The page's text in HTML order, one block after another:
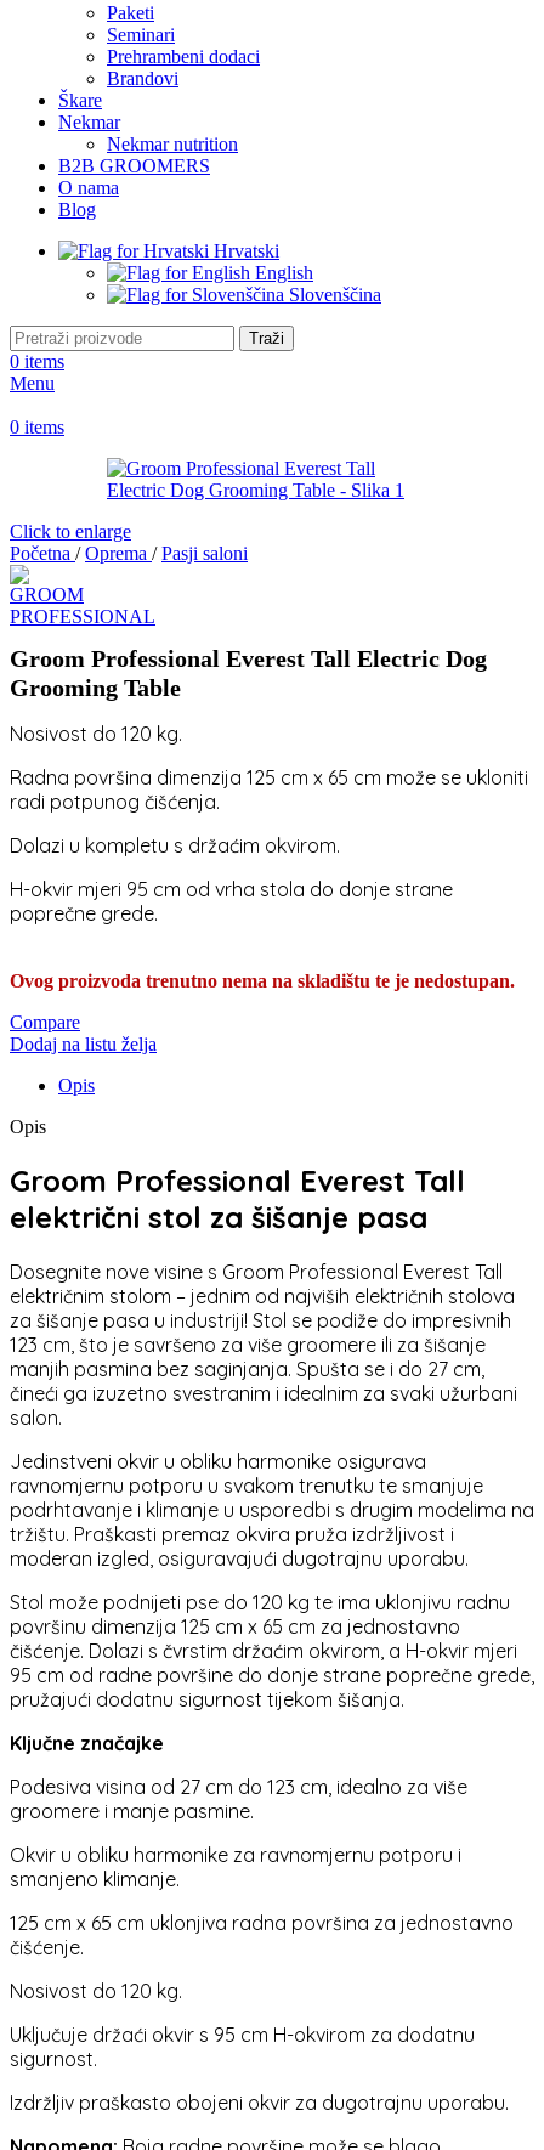
Paketi
Seminari
Prehrambeni dodaci
Brandovi
Škare
Nekmar
Nekmar nutrition
B2B GROOMERS
O nama
Blog
Hrvatski
English
Slovenščina
Traži
0 items
Menu
0 items
Click to enlarge
Početna / Oprema / Pasji saloni
Groom Professional Everest Tall Electric Dog
Grooming Table
Nosivost do 120 kg.
Radna površina dimenzija 125 cm x 65 cm može se ukloniti
radi potpunog čišćenja.
Dolazi u kompletu s držaćim okvirom.
H-okvir mjeri 95 cm od vrha stola do donje strane
poprečne grede.
Ovog proizvoda trenutno nema na skladištu te je nedostupan.
Compare
Dodaj na listu želja
Opis
Opis
Groom Professional Everest Tall
električni stol za šišanje pasa
Dosegnite nove visine s Groom Professional Everest Tall
električnim stolom – jednim od najviših električnih stolova
za šišanje pasa u industriji! Stol se podiže do impresivnih
123 cm, što je savršeno za više groomere ili za šišanje
manjih pasmina bez saginjanja. Spušta se i do 27 cm,
čineći ga izuzetno svestranim i idealnim za svaki užurbani
salon.
Jedinstveni okvir u obliku harmonike osigurava
ravnomjernu potporu u svakom trenutku te smanjuje
podrhtavanje i klimanje u usporedbi s drugim modelima na
tržištu. Praškasti premaz okvira pruža izdržljivost i
moderan izgled, osiguravajući dugotrajnu uporabu.
Stol može podnijeti pse do 120 kg te ima uklonjivu radnu
površinu dimenzija 125 cm x 65 cm za jednostavno
čišćenje. Dolazi s čvrstim držaćim okvirom, a H-okvir mjeri
95 cm od radne površine do donje strane poprečne grede,
pružajući dodatnu sigurnost tijekom šišanja.
Ključne značajke
Podesiva visina od 27 cm do 123 cm, idealno za više
groomere i manje pasmine.
Okvir u obliku harmonike za ravnomjernu potporu i
smanjeno klimanje.
125 cm x 65 cm uklonjiva radna površina za jednostavno
čišćenje.
Nosivost do 120 kg.
Uključuje držaći okvir s 95 cm H-okvirom za dodatnu
sigurnost.
Izdržljiv praškasto obojeni okvir za dugotrajnu uporabu.